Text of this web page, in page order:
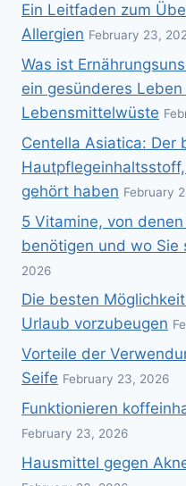
Ein Leitfaden zum
Allergien February 23,
Was ist
ein gesünderes
Lebensmittelwüste
Centella Asiatica: Der
gehört haben February
5 Vitamine, von
benötigen und wo Sie
2026
Die besten
Urlaub vorzubeugen
Vorteile der
Seife February 23, 2026
Funktionieren
February 23, 2026
Hausmittel gegen